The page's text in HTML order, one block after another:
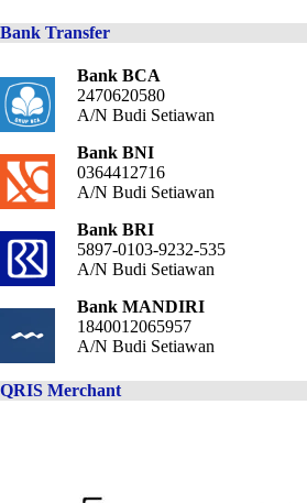
Bank Transfer
Bank BCA
2470620580
A/N Budi Setiawan
Bank BNI
0364412716
A/N Budi Setiawan
Bank BRI
5897-0103-9232-535
A/N Budi Setiawan
Bank MANDIRI
1840012065957
A/N Budi Setiawan
QRIS Merchant